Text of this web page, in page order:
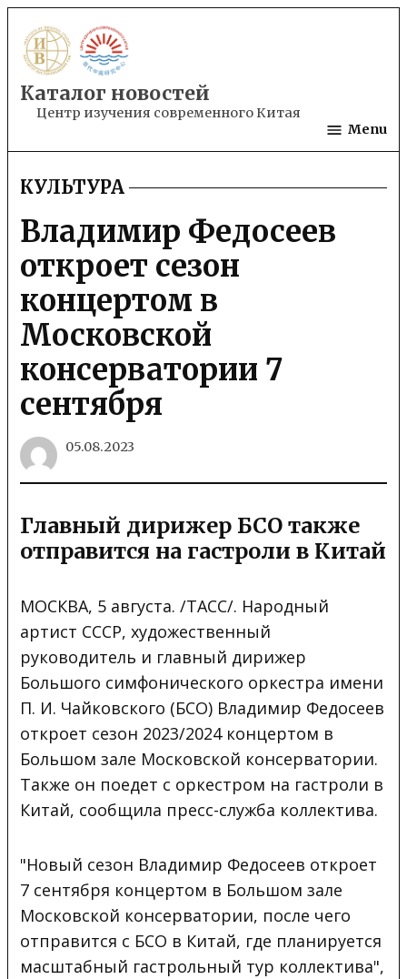
to
content
Каталог новостей
Центр изучения современного Китая
Menu
POSTED
IN
КУЛЬТУРА
Владимир Федосеев
откроет сезон
концертом в
Московской
консерватории 7
сентября
05.08.2023
Главный дирижер БСО также
отправится на гастроли в Китай
МОСКВА, 5 августа. /ТАСС/. Народный
артист СССР, художественный
руководитель и главный дирижер
Большого симфонического оркестра имени
П. И. Чайковского (БСО) Владимир Федосеев
откроет сезон 2023/2024 концертом в
Большом зале Московской консерватории.
Также он поедет с оркестром на гастроли в
Китай, сообщила пресс-служба коллектива.
"Новый сезон Владимир Федосеев откроет
7 сентября концертом в Большом зале
Московской консерватории, после чего
отправится с БСО в Китай, где планируется
масштабный гастрольный тур коллектива",